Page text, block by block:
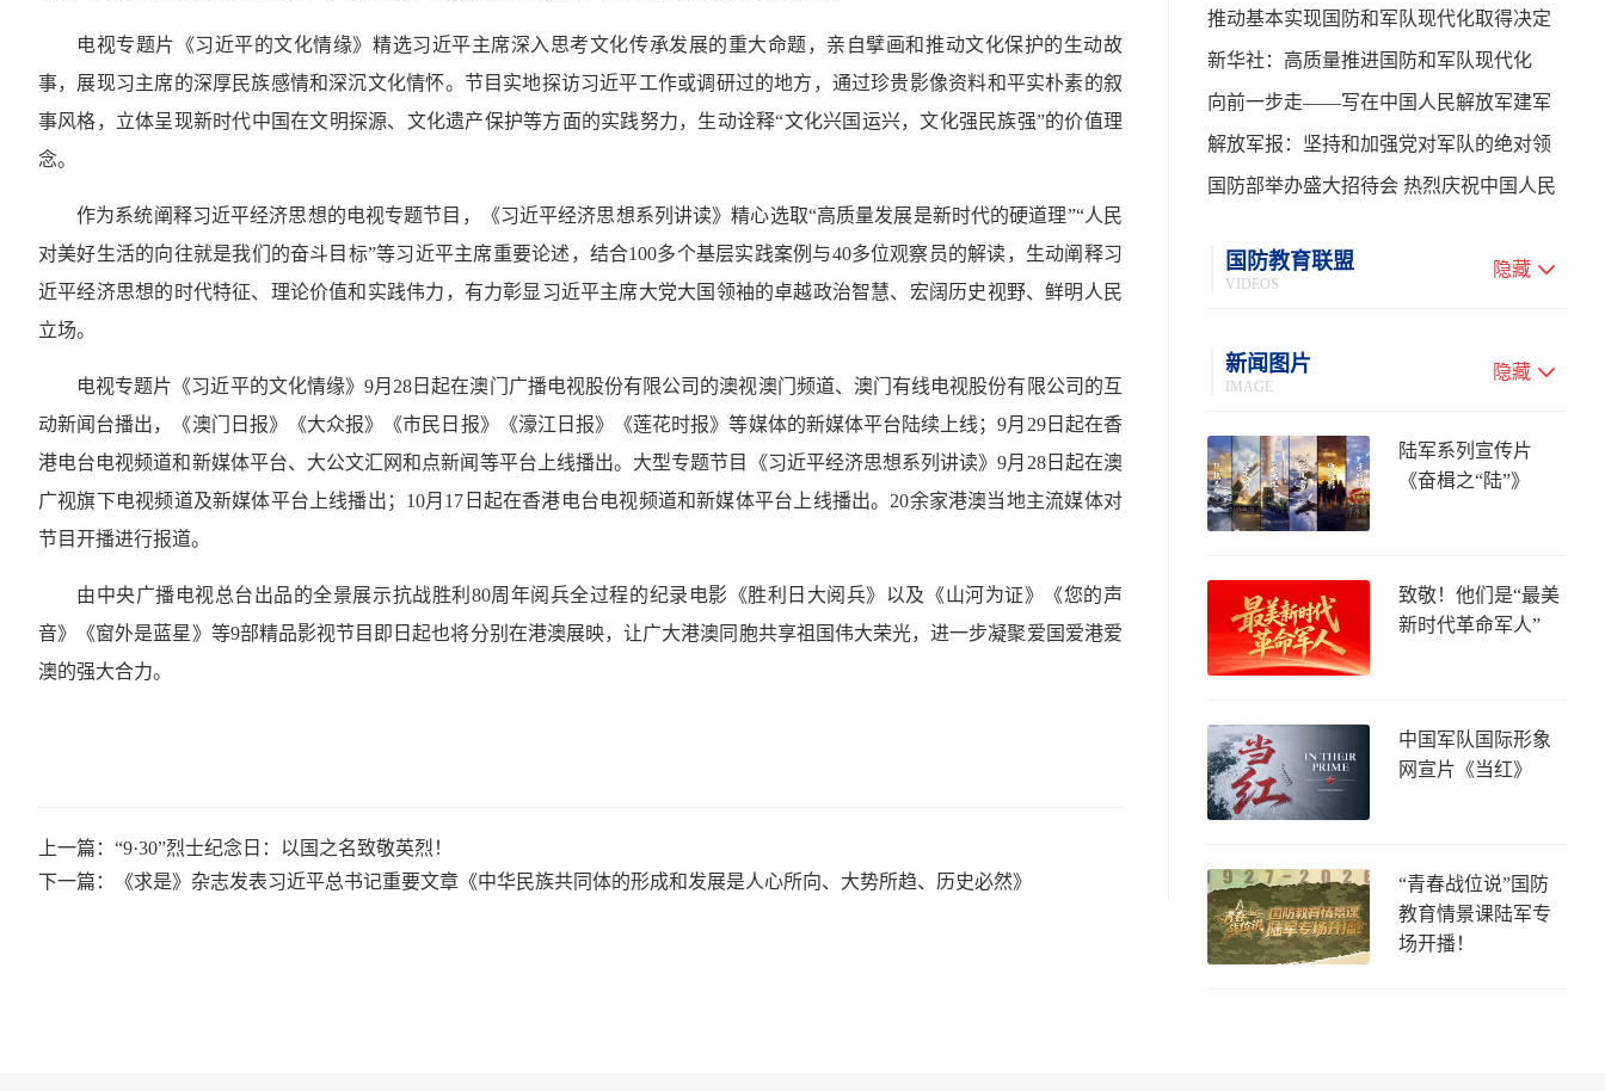
电视专题片《习近平的文化情缘》精选习近平主席深入思考文化传承发展的重大命题，亲自擘画和推动文化保护的生动故
事，展现习主席的深厚民族感情和深沉文化情怀。节目实地探访习近平工作或调研过的地方，通过珍贵影像资料和平实朴素的叙
事风格，立体呈现新时代中国在文明探源、文化遗产保护等方面的实践努力，生动诠释“文化兴国运兴，文化强民族强”的价值理
念。
作为系统阐释习近平经济思想的电视专题节目，《习近平经济思想系列讲读》精心选取“高质量发展是新时代的硬道理”“人民
对美好生活的向往就是我们的奋斗目标”等习近平主席重要论述，结合100多个基层实践案例与40多位观察员的解读，生动阐释习
近平经济思想的时代特征、理论价值和实践伟力，有力彰显习近平主席大党大国领袖的卓越政治智慧、宏阔历史视野、鲜明人民
立场。
电视专题片《习近平的文化情缘》9月28日起在澳门广播电视股份有限公司的澳视澳门频道、澳门有线电视股份有限公司的互
动新闻台播出，《澳门日报》《大众报》《市民日报》《濠江日报》《莲花时报》等媒体的新媒体平台陆续上线；9月29日起在香
港电台电视频道和新媒体平台、大公文汇网和点新闻等平台上线播出。大型专题节目《习近平经济思想系列讲读》9月28日起在澳
广视旗下电视频道及新媒体平台上线播出；10月17日起在香港电台电视频道和新媒体平台上线播出。20余家港澳当地主流媒体对
节目开播进行报道。
由中央广播电视总台出品的全景展示抗战胜利80周年阅兵全过程的纪录电影《胜利日大阅兵》以及《山河为证》《您的声
音》《窗外是蓝星》等9部精品影视节目即日起也将分别在港澳展映，让广大港澳同胞共享祖国伟大荣光，进一步凝聚爱国爱港爱
澳的强大合力。
上一篇：“9·30”烈士纪念日：以国之名致敬英烈！
下一篇：《求是》杂志发表习近平总书记重要文章《中华民族共同体的形成和发展是人心所向、大势所趋、历史必然》
代化
推动基本实现国防和军队现代化取得决定
性进展——学习贯彻习主席在中共中央政
治局第二十七次集体学习时的重要讲话
新华社：高质量推进国防和军队现代化
向前一步走——写在中国人民解放军建军
99周年之际
解放军报：坚持和加强党对军队的绝对领
导 高质量推进国防和军队现代化
国防部举办盛大招待会 热烈庆祝中国人民
国防教育联盟
VIDEOS
隐藏
新闻图片
IMAGE
隐藏
陆军系列宣传片
《奋楫之“陆”》
致敬！他们是“最美
新时代革命军人”
中国军队国际形象
网宣片《当红》
“青春战位说”国防
教育情景课陆军专
场开播！